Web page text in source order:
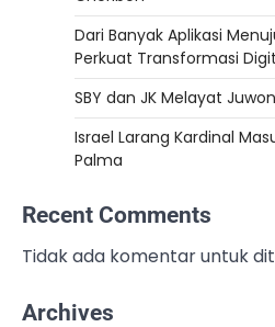
Dari Banyak Aplikasi
Perkuat Transformasi
SBY dan JK Melayat
Israel Larang Kardinal
Palma
Recent Comments
Tidak ada komentar untuk
Archives